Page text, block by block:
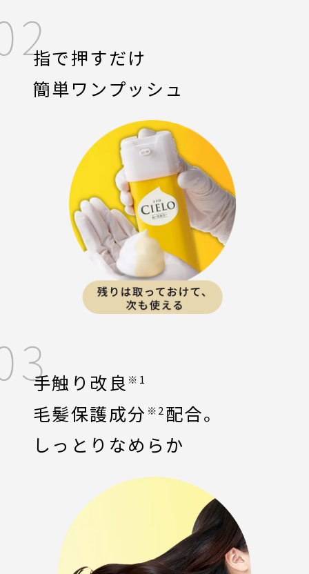
指で押すだけ
簡単ワンプッシュ
手触り改良 ※1
毛髪保護成分 ※2 配合。
しっとりなめらか